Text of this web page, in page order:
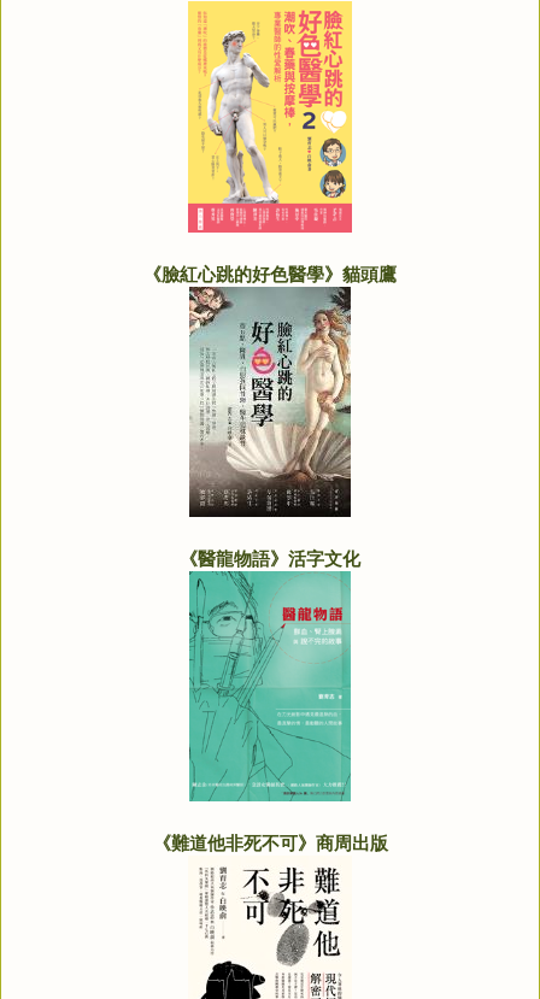
《臉紅心跳的好色醫學》貓頭鷹
《醫龍物語》活字文化
《難道他非死不可》商周出版